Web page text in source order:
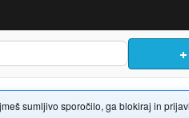
sumljivo sporočilo, ga blokiraj in